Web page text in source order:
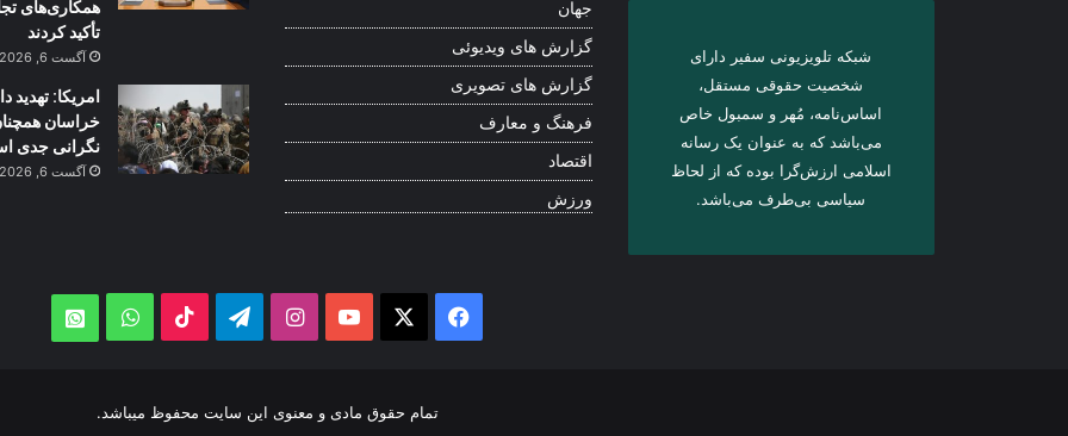
شبکه تلویزیونی سفیر دارای
شخصیت حقوقی مستقل،
اساس‌نامه، مُهر و سمبول خاص
می‌باشد که به عنوان یک رسانه
اسلامی ارزش‌گرا بوده که از لحاظ
سیاسی بی‌طرف می‌باشد.
جهان
گزارش های ویدیوئی
گزارش های تصویری
فرهنگ و معارف
اقتصاد
ورزش
همکاری‌های
تأکید کردند
آگست 6, 2026
امریکا: تهدید
خراسان
نگرانی جدی
آگست 6, 2026
Facebook
YouTube
Instagram
Telegram
TikTok
WhatsApp
تمام حقوق مادی و معنوی این سایت محفوظ میباشد.